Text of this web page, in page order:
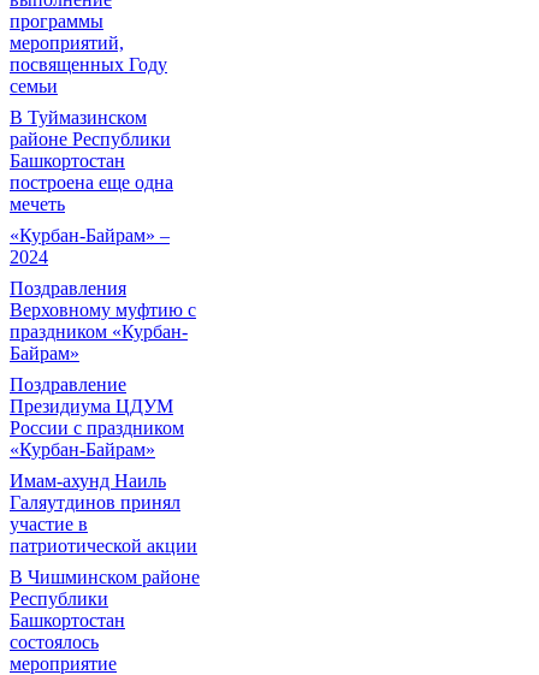
программы
мероприятий,
посвященных Году
семьи
В Туймазинском
районе Республики
Башкортостан
построена еще одна
мечеть
«Курбан-Байрам» –
2024
Поздравления
Верховному муфтию с
праздником «Курбан-
Байрам»
Поздравление
Президиума ЦДУМ
России с праздником
«Курбан-Байрам»
Имам-ахунд Наиль
Галяутдинов принял
участие в
патриотической акции
В Чишминском районе
Республики
Башкортостан
состоялось
мероприятие